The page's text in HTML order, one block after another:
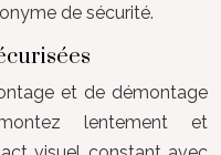
de sécurité.
et de démontage
lentement et